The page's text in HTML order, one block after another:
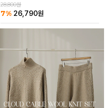
28,800원
7% 26,790원